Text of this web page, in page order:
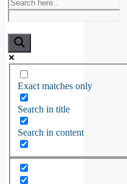
Exact matches only
Search in title
Search in content